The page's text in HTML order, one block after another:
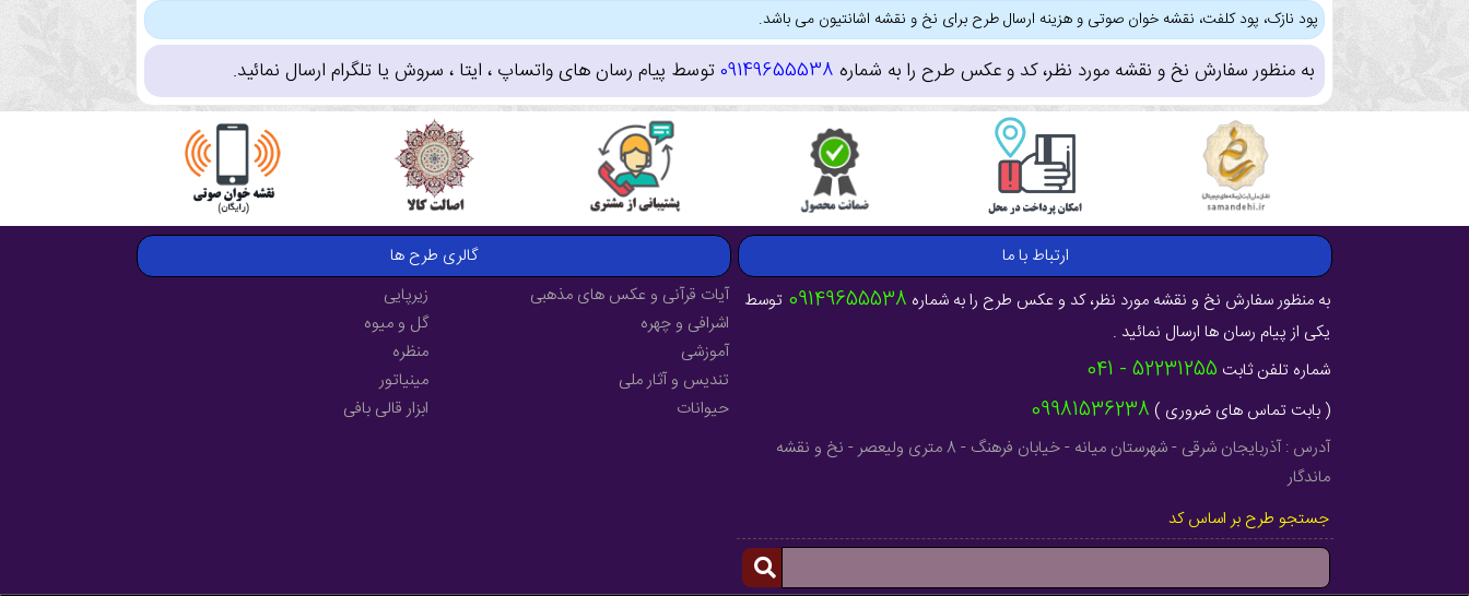
پود نازک، پود کلفت، نقشه خوان صوتی و هزینه ارسال طرح برای نخ و نقشه اشانتیون می باشد.
به منظور سفارش نخ و نقشه مورد نظر، کد و عکس طرح را به شماره 09149655538توسط پیام رسان های واتساپ ، ایتا ، سروش یا تلگرام ارسال نمائید.
ارتباط با ما
به منظور سفارش نخ و نقشه مورد نظر، کد و عکس طرح را به شماره 09149655538 توسط
یکی از پیام رسان ها ارسال نمائید .
شماره تلفن ثابت 52231255 - 041
( بابت تماس های ضروری ) 09981536238
آدرس : آذربایجان شرقی - شهرستان میانه - خیابان فرهنگ - 8 متری ولیعصر - نخ و نقشه
ماندگار
جستجو طرح بر اساس کد
گالری طرح ها
آیات قرآنی و عکس های مذهبی
اشرافی و چهره
آموزشی
تندیس و آثار ملی
حیوانات
زیرپایی
گل و میوه
منظره
مینیاتور
ابزار قالی بافی